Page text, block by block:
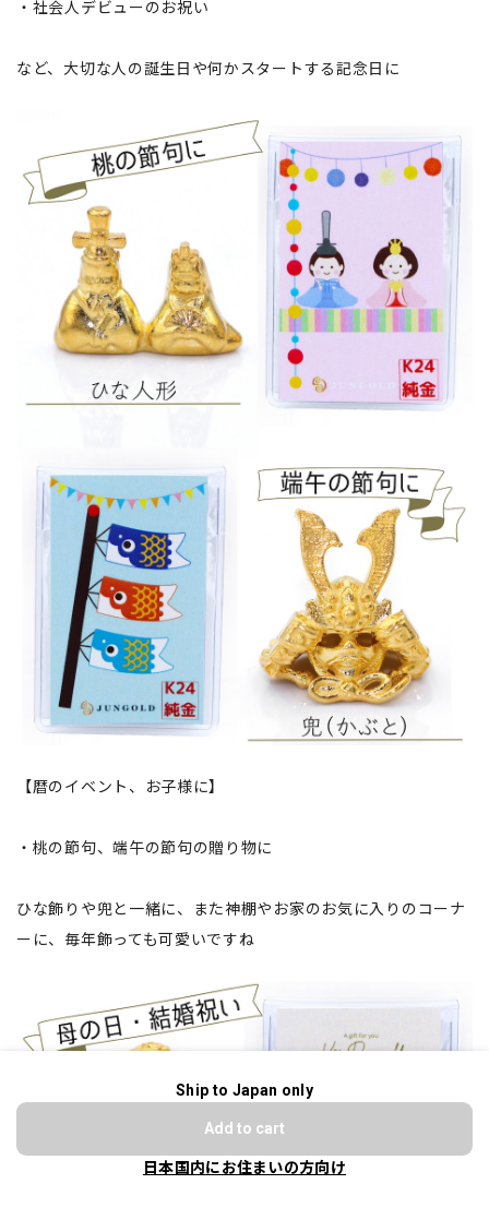
・社会人デビューのお祝い
など、大切な人の誕生日や何かスタートする記念日に
【暦のイベント、お子様に】
・桃の節句、端午の節句の贈り物に
ひな飾りや兜と一緒に、また神棚やお家のお気に入りのコーナ
ーに、毎年飾っても可愛いですね
Ship to Japan only
Add to cart
日本国内にお住まいの方向け
ショップに質問する